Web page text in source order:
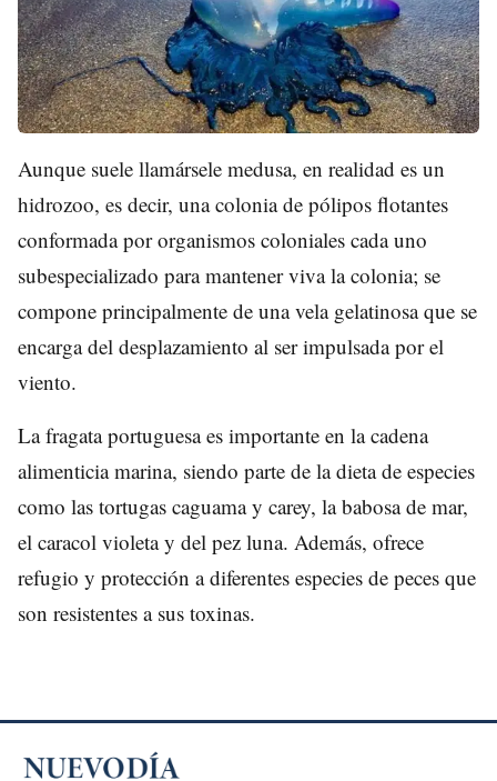
Aunque suele llamársele medusa, en realidad es un
hidrozoo, es decir, una colonia de pólipos flotantes
conformada por organismos coloniales cada uno
subespecializado para mantener viva la colonia; se
compone principalmente de una vela gelatinosa que se
encarga del desplazamiento al ser impulsada por el
viento.
La fragata portuguesa es importante en la cadena
alimenticia marina, siendo parte de la dieta de especies
como las tortugas caguama y carey, la babosa de mar,
el caracol violeta y del pez luna. Además, ofrece
refugio y protección a diferentes especies de peces que
son resistentes a sus toxinas.